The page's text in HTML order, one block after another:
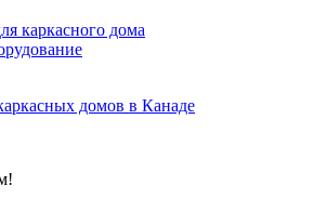
каркасного дома
домов в Канаде